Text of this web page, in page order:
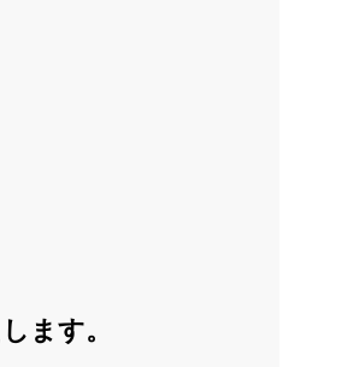
ます。